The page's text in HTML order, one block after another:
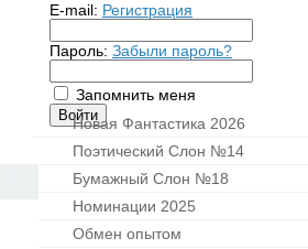
E-mail: Регистрация
Пароль: Забыли пароль?
Запомнить меня
Новая Фантастика 2026
Поэтический Слон №14
Бумажный Слон №18
Номинации 2025
Обмен опытом